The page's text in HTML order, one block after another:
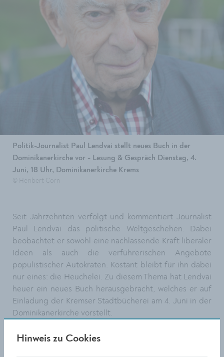
Politik-Journalist Paul Lendvai stellt neues Buch in der
Dominikanerkirche vor - Lesung & Gespräch Dienstag, 4.
Juni, 18 Uhr, Dominikanerkirche Krems
Seit Jahrzehnten verfolgt und kommentiert Journalist
Paul Lendvai das politische Weltgeschehen. Dabei
beobachtet er sowohl eine nachlassende Kraft liberaler
Ideen als auch die verführerischen Angebote
populistischer Autokraten. Kostant bleibt für ihn dabei
nur eines: die Heuchelei. Zu diesem Thema hat Lendvai
heuer ein neues Buch herausgebracht, welches er auf
Einladung der Kremser Stadtbücherei am 4. Juni in der
Dominikanerkirche vorstellt.
Paul Lendvai wurde als Sohn jüdischer Eltern
Hinweis zu Cookies